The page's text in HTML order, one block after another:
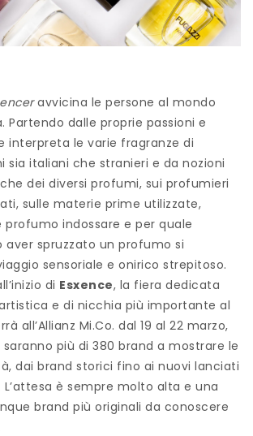
avvicina le persone al mondo
Partendo dalle proprie passioni e
interpreta le varie fragranze di
italiani che stranieri e da nozioni
dei diversi profumi, sui profumieri
sulle materie prime utilizzate,
profumo indossare e per quale
aver spruzzato un profumo si
sensoriale e onirico strepitoso.
di Esxence, la fiera dedicata
e di nicchia più importante al
all’Allianz Mi.Co. dal 19 al 22 marzo,
più di 380 brand a mostrare le
dai brand storici fino ai nuovi lanciati
è sempre molto alta e una
brand più originali da conoscere